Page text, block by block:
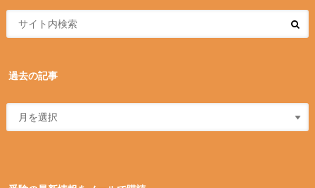
過去の記事